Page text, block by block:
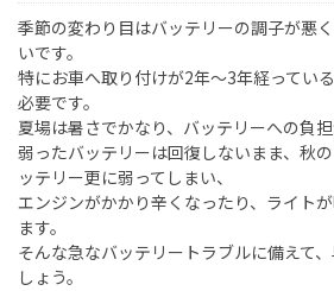
季節の変わり目はバッテリーの調子が悪
いです。
特にお車へ取り付けが2年～3年経ってい
必要です。
夏場は暑さでかなり、バッテリーへの負担
弱ったバッテリーは回復しないまま、秋
ッテリー更に弱ってしまい、
エンジンがかかり辛くなったり、ライト
ます。
そんな急なバッテリートラブルに備えて
しょう。